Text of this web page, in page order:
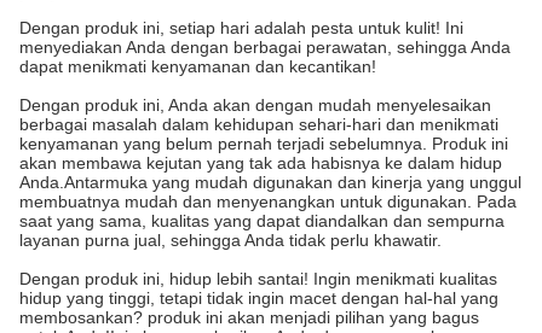
Dengan produk ini, setiap hari adalah pesta untuk kulit! Ini
menyediakan Anda dengan berbagai perawatan, sehingga Anda
dapat menikmati kenyamanan dan kecantikan!
Dengan produk ini, Anda akan dengan mudah menyelesaikan
berbagai masalah dalam kehidupan sehari-hari dan menikmati
kenyamanan yang belum pernah terjadi sebelumnya. Produk ini
akan membawa kejutan yang tak ada habisnya ke dalam hidup
Anda.Antarmuka yang mudah digunakan dan kinerja yang unggul
membuatnya mudah dan menyenangkan untuk digunakan. Pada
saat yang sama, kualitas yang dapat diandalkan dan sempurna
layanan purna jual, sehingga Anda tidak perlu khawatir.
Dengan produk ini, hidup lebih santai! Ingin menikmati kualitas
hidup yang tinggi, tetapi tidak ingin macet dengan hal-hal yang
membosankan? produk ini akan menjadi pilihan yang bagus